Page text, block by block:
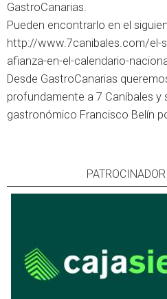
GastroCanarias.
Pueden encontrarlo en el
http://www.7canibales.com/el-
afianza-en-el-calendario-
Desde GastroCanarias
profundamente a 7 Caníbales
gastronómico Francisco Belín